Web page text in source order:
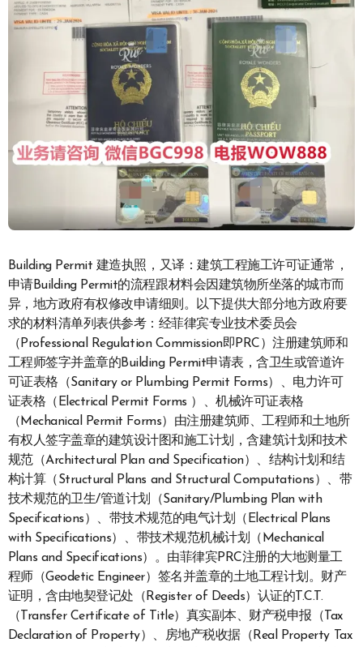
Building Permit 建造执照，又译：建筑工程施工许可证通常，
申请Building Permit的流程跟材料会因建筑物所坐落的城市而
异，地方政府有权修改申请细则。以下提供大部分地方政府要
求的材料清单列表供参考：经菲律宾专业技术委员会
（Professional Regulation Commission即PRC）注册建筑师和
工程师签字并盖章的Building Permit申请表，含卫生或管道许
可证表格（Sanitary or Plumbing Permit Forms）、电力许可
证表格（Electrical Permit Forms ）、机械许可证表格
（Mechanical Permit Forms）由注册建筑师、工程师和土地所
有权人签字盖章的建筑设计图和施工计划，含建筑计划和技术
规范（Architectural Plan and Specification）、结构计划和结
构计算（Structural Plans and Structural Computations）、带
技术规范的卫生/管道计划（Sanitary/Plumbing Plan with
Specifications）、带技术规范的电气计划（Electrical Plans
with Specifications）、带技术规范机械计划（Mechanical
Plans and Specifications）。由菲律宾PRC注册的大地测量工
程师（Geodetic Engineer）签名并盖章的土地工程计划。财产
证明，含由地契登记处（Register of Deeds）认证的T.C.T.
（Transfer Certificate of Title）真实副本、财产税申报（Tax
Declaration of Property）、房地产税收据（Real Property Tax